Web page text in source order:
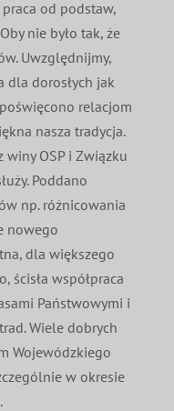
praca od podstaw,
nie było tak, że
Uwzględnijmy,
dorosłych jak
relacjom
nasza tradycja.
OSP i Związku
Poddano
np. różnicowania
nowego
dla większego
ścisła współpraca
Państwowymi i
Wiele dobrych
Wojewódzkiego
w okresie